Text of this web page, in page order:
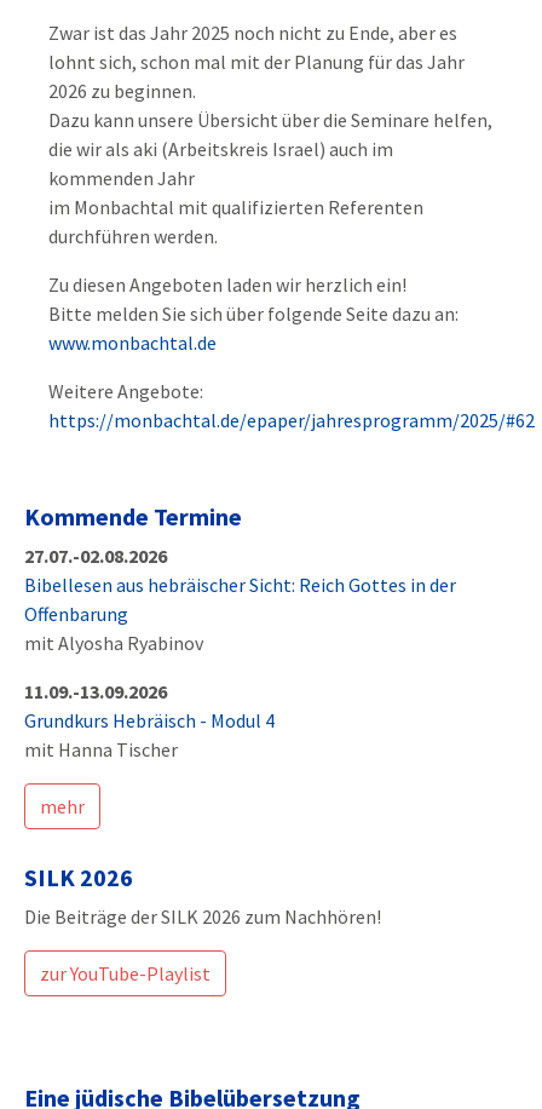
Zwar ist das Jahr 2025 noch nicht zu Ende, aber es
lohnt sich, schon mal mit der Planung für das Jahr
2026 zu beginnen.
Dazu kann unsere Übersicht über die Seminare helfen,
die wir als aki (Arbeitskreis Israel) auch im
kommenden Jahr
im Monbachtal mit qualifizierten Referenten
durchführen werden.
Zu diesen Angeboten laden wir herzlich ein!
Bitte melden Sie sich über folgende Seite dazu an:
www.monbachtal.de
Weitere Angebote:
https://monbachtal.de/epaper/jahresprogramm/2025/#62
Kommende Termine
27.07.-02.08.2026
Bibellesen aus hebräischer Sicht: Reich Gottes in der
Offenbarung
mit Alyosha Ryabinov
11.09.-13.09.2026
Grundkurs Hebräisch - Modul 4
mit Hanna Tischer
mehr
SILK 2026
Die Beiträge der SILK 2026 zum Nachhören!
zur YouTube-Playlist
Eine jüdische Bibelübersetzung